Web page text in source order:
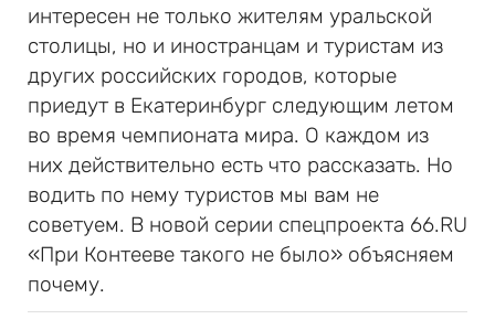
интересен не только жителям уральской
столицы, но и иностранцам и туристам из
других российских городов, которые
приедут в Екатеринбург следующим летом
во время чемпионата мира. О каждом из
них действительно есть что рассказать. Но
водить по нему туристов мы вам не
советуем. В новой серии спецпроекта 66.RU
«При Контееве такого не было» объясняем
почему.